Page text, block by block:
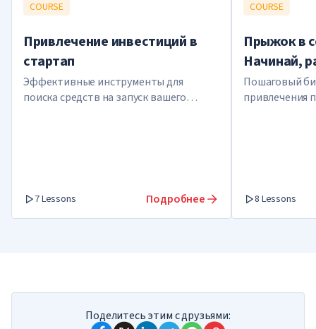
COURSE
Привлечение инвестиций в
стартап
Эффективные инструменты для
поиска средств на запуск вашего
7 Lessons Подробнее
COURSE
Прыжок в
Начинай,
Пошаговый
привлечения
8 Lessons
Поделитесь этим с друзьями: